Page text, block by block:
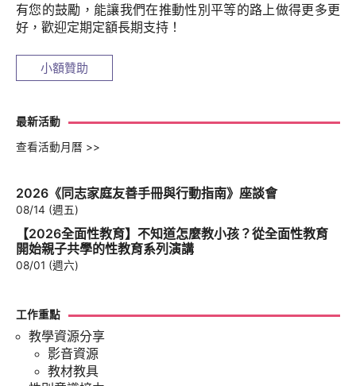
有您的鼓勵，能讓我們在推動性別平等的路上做得更多更
好，歡迎定期定額長期支持！
小額贊助
最新活動
查看活動月曆 >>
2026《同志家庭友善手冊與行動指南》座談會
08/14 (週五)
【2026全面性教育】不知道怎麼教小孩？從全面性教育
開始親子共學的性教育系列演講
08/01 (週六)
工作重點
教學資源分享
影音資源
教材教具